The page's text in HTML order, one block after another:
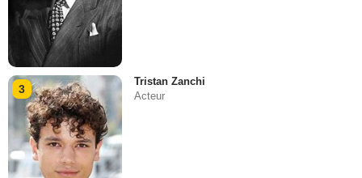
3
Tristan Zanchi
Acteur